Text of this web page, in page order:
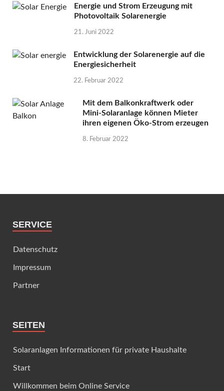
Energie und Strom Erzeugung mit
Photovoltaik Solarenergie
21. Juni 2022
Entwicklung der Solarenergie auf die
Energiesicherheit
22. Februar 2022
Mit dem Balkonkraftwerk oder
Mini-Solaranlage können Mieter
ihren eigenen Öko-Strom erzeugen
8. Februar 2022
SERVICE
Datenschutz
Impressum
Partner
SEITEN
Solaranlagen Informationen für private Haushalte
Start
Willkommen beim Online Service